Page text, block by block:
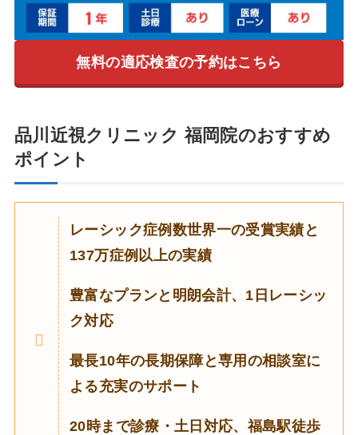
無料の適応検査の予約はこちら
品川近視クリニック 福岡院のおすすめ
ポイント
レーシック症例数世界一の受賞実績と
137万症例以上の実績
豊富なプランと明朗会計、1日レーシッ
ク対応
最長10年の長期保障と専用の相談室に
よる充実のサポート
20時まで診療・土日対応、福島駅徒歩